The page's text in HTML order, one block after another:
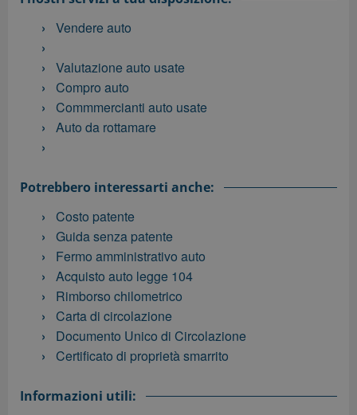
Vendere auto
Valutazione auto usate
Compro auto
Commmercianti auto usate
Auto da rottamare
Potrebbero interessarti anche:
Costo patente
Guida senza patente
Fermo amministrativo auto
Acquisto auto legge 104
Rimborso chilometrico
Carta di circolazione
Documento Unico di Circolazione
Certificato di proprietà smarrito
Informazioni utili: